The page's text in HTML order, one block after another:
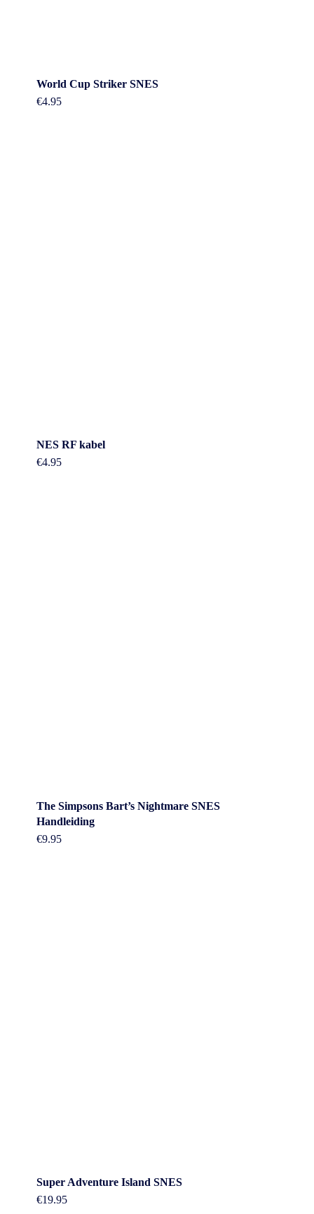
World Cup Striker SNES
€4.95
NES RF kabel
€4.95
The Simpsons Bart’s Nightmare SNES
Handleiding
€9.95
Super Adventure Island SNES
€19.95